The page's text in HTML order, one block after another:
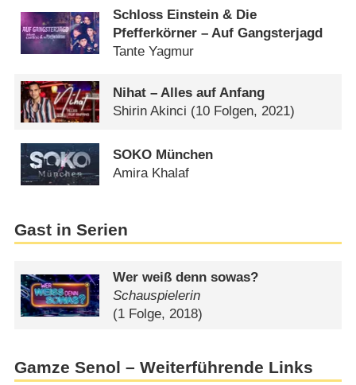
Schloss Einstein & Die
Pfefferkörner – Auf Gangsterjagd
Tante Yagmur
Nihat – Alles auf Anfang
Shirin Akinci (10 Folgen, 2021)
SOKO München
Amira Khalaf
Gast in Serien
Wer weiß denn sowas?
Schauspielerin
(1 Folge, 2018)
Gamze Senol – Weiterführende Links